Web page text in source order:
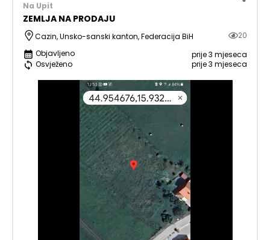
Na Upit
ZEMLJA NA PRODAJU
Cazin, Unsko-sanski kanton, Federacija BiH
20
Objavljeno
Osvježeno
prije 3 mjeseca
prije 3 mjeseca